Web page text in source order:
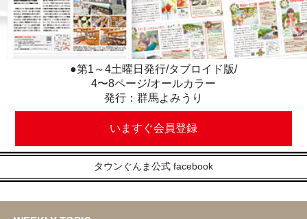
●第1～4土曜日発行/タブロイド版/
4〜8ページ/オールカラー
発行：群馬よみうり
いますぐ会員登録
タウンぐんま公式 facebook